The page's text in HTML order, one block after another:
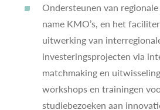
Ondersteunen van
name KMO’s, en het
uitwerking van
investeringsprojecten via
matchmaking en
workshops en trainingen
studiebezoeken aan